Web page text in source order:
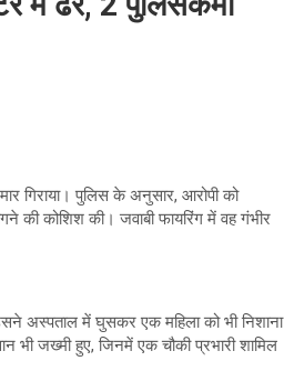
गिराया। पुलिस के अनुसार, आरोपी को
की कोशिश की। जवाबी फायरिंग में वह गंभीर
अस्पताल में घुसकर एक महिला को भी निशाना
जख्मी हुए, जिनमें एक चौकी प्रभारी शामिल